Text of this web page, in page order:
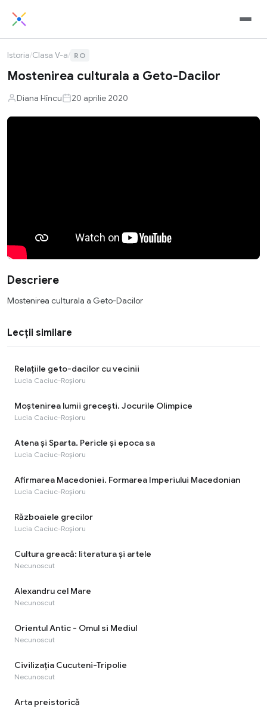
Istoria/Clasa V-a/ RO
Mostenirea culturala a Geto-Dacilor
Diana Hîncu 20 aprilie 2020
Descriere
Mostenirea culturala a Geto-Dacilor
Lecții similare
Relațiile geto-dacilor cu vecinii
Lucia Caciuc-Roșioru
Moștenirea lumii grecești. Jocurile Olimpice
Lucia Caciuc-Roșioru
Atena și Sparta. Pericle și epoca sa
Lucia Caciuc-Roșioru
Afirmarea Macedoniei. Formarea Imperiului Macedonian
Lucia Caciuc-Roșioru
Războaiele grecilor
Lucia Caciuc-Roșioru
Cultura greacă: literatura și artele
Necunoscut
Alexandru cel Mare
Necunoscut
Orientul Antic - Omul si Mediul
Necunoscut
Civilizaţia Cucuteni-Tripolie
Necunoscut
Arta preistorică